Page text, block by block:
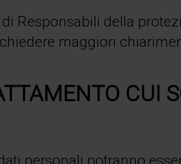
Responsabili della
maggiori
CUI